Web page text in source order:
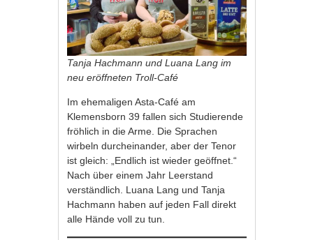
Tanja Hachmann und Luana Lang im
neu eröffneten Troll-Café
Im ehemaligen Asta-Café am
Klemensborn 39 fallen sich Studierende
fröhlich in die Arme. Die Sprachen
wirbeln durcheinander, aber der Tenor
ist gleich: „Endlich ist wieder geöffnet.“
Nach über einem Jahr Leerstand
verständlich. Luana Lang und Tanja
Hachmann haben auf jeden Fall direkt
alle Hände voll zu tun.